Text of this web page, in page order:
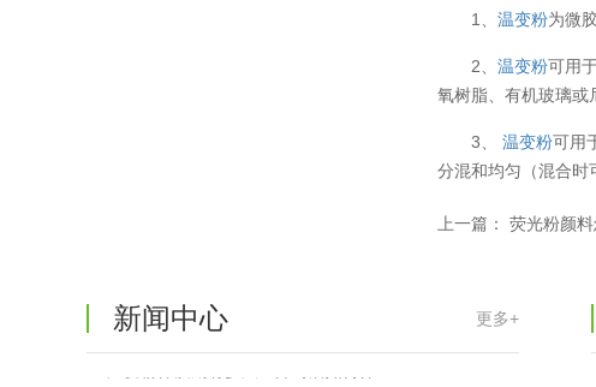
1、温变粉为微
2、温变粉可用
氧树脂、有机玻璃或
3、温变粉可用
分混和均匀（混合时
上一篇：荧光粉颜
新闻中心 更多+
2026-08-05
2026-08-04
温变粉保质期有多久？开封后如何保... 2026-07-20